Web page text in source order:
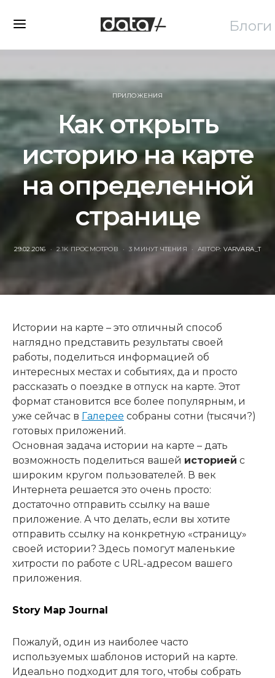
Блоги
ПРИЛОЖЕНИЯ
Как открыть
историю на карте
на определенной
странице
POSTED
29.02.2016 2.1K ПРОСМОТРОВ 3 МИНУТ ЧТЕНИЯ АВТОР: VARVARA_T
Истории на карте – это отличный способ
наглядно представить результаты своей
работы, поделиться информацией об
интересных местах и событиях, да и просто
рассказать о поездке в отпуск на карте. Этот
формат становится все более популярным, и
уже сейчас в Галерее собраны сотни (тысячи?)
готовых приложений.
Основная задача истории на карте – дать
возможность поделиться вашей историей с
широким кругом пользователей. В век
Интернета решается это очень просто:
достаточно отправить ссылку на ваше
приложение. А что делать, если вы хотите
отправить ссылку на конкретную «страницу»
своей истории? Здесь помогут маленькие
хитрости по работе с URL-адресом вашего
приложения.
Story Map Journal
Пожалуй, один из наиболее часто
используемых шаблонов историй на карте.
Идеально подходит для того, чтобы собрать